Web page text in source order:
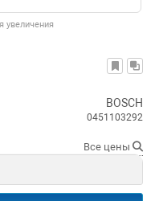
увеличения
BOSCH
0451103292
Все цены